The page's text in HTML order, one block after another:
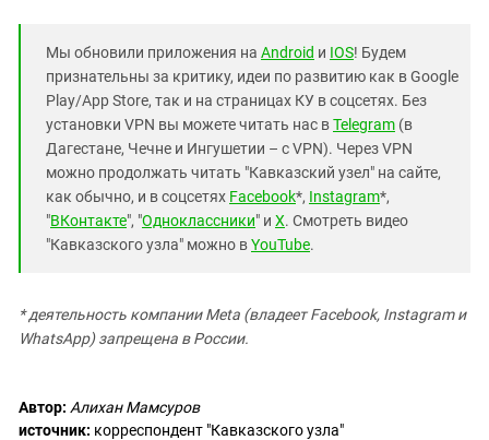
Мы обновили приложения на Android и IOS! Будем
признательны за критику, идеи по развитию как в Google
Play/App Store, так и на страницах КУ в соцсетях. Без
установки VPN вы можете читать нас вTelegram (в
Дагестане, Чечне и Ингушетии – с VPN). Через VPN
можно продолжать читать "Кавказский узел" на сайте,
как обычно, и в соцсетях Facebook*, Instagram*,
"ВКонтакте", "Одноклассники" и X. Смотреть видео
"Кавказского узла" можно вYouTube.
* деятельность компании Meta (владеет Facebook, Instagram и
WhatsApp) запрещена в России.
Автор: Алихан Мамсуров
источник: корреспондент "Кавказского узла"